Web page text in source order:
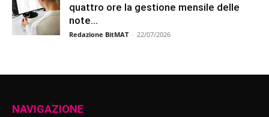
quattro ore la gestione mensile delle
note...
Redazione BitMAT - 22/07/2026
NAVIGAZIONE